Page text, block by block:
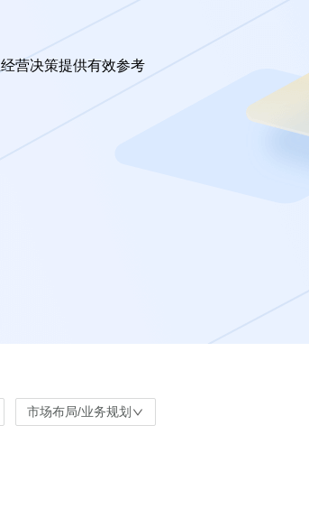
营决策提供有效参考
市场布局/业务规划